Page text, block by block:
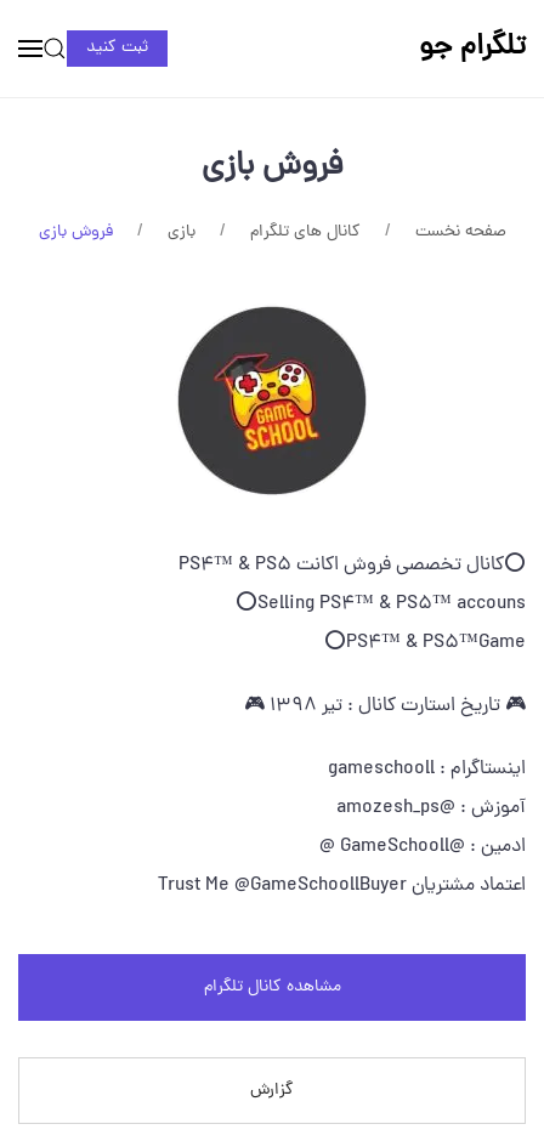
تلگرام جو ثبت کنید
فروش بازی
صفحه نخست کانال های تلگرام بازی فروش بازی
⭕️کانال تخصصی فروش اکانت PS4™ & PS5
Selling PS4™ & PS5™ accouns⭕️
PS4™ & PS5™Game⭕️
🎮 تاریخ استارت کانال : تیر 1398 🎮
اینستاگرام : gameschooll
آموزش : @amozesh_ps
ادمین : @GameSchooll @
اعتماد مشتریان Trust Me @GameSchoollBuyer
مشاهده کانال تلگرام
گزارش